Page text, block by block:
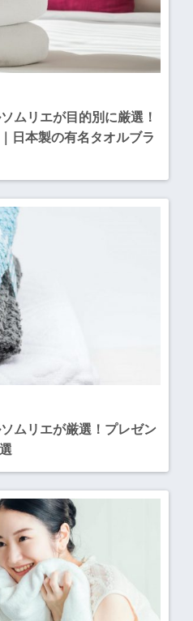
ムリエが目的別に厳選！
日本製の有名タオルブラ
ムリエが厳選！プレゼン